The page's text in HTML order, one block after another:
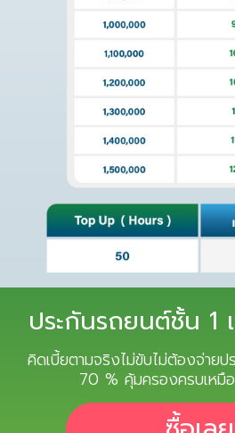
ประกันรถยนต์ชั้น 1
คิดเบี้ยตามจริงไม่ขับไม่ต้องจ่าย
70 % คุ้มครองครบเหมื